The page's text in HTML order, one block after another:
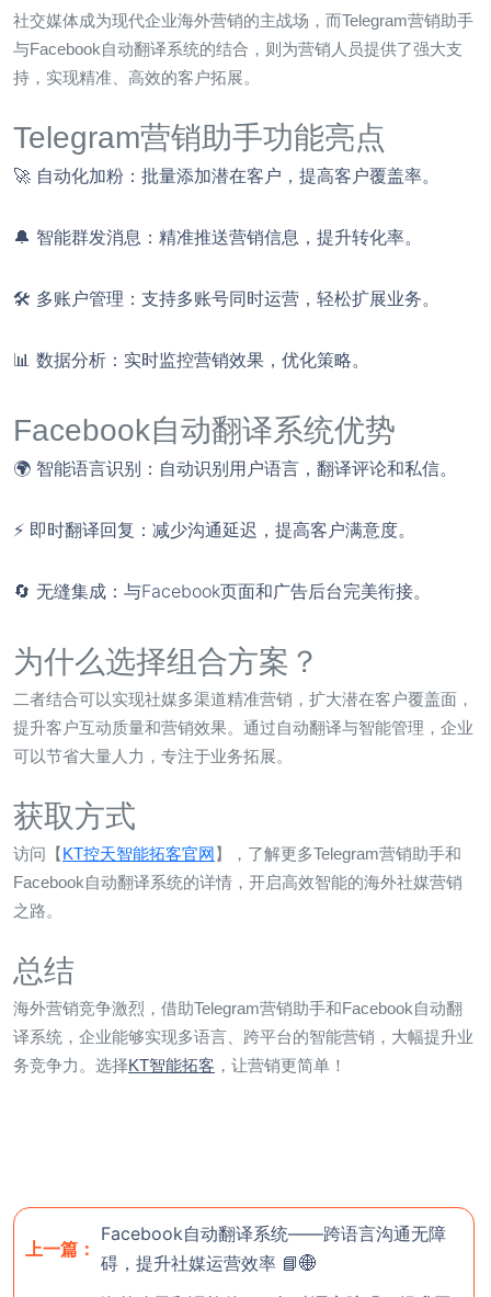
社交媒体成为现代企业海外营销的主战场，而Telegram营销助手
与Facebook自动翻译系统的结合，则为营销人员提供了强大支
持，实现精准、高效的客户拓展。
Telegram营销助手功能亮点
🚀 自动化加粉 ：批量添加潜在客户，提高客户覆盖率。
🔔 智能群发消息 ：精准推送营销信息，提升转化率。
🛠️ 多账户管理 ：支持多账号同时运营，轻松扩展业务。
📊 数据分析 ：实时监控营销效果，优化策略。
Facebook自动翻译系统优势
🌍 智能语言识别 ：自动识别用户语言，翻译评论和私信。
⚡ 即时翻译回复 ：减少沟通延迟，提高客户满意度。
🔄 无缝集成 ：与Facebook页面和广告后台完美衔接。
为什么选择组合方案？
二者结合可以实现社媒多渠道精准营销，扩大潜在客户覆盖面，
提升客户互动质量和营销效果。通过自动翻译与智能管理，企业
可以节省大量人力，专注于业务拓展。
获取方式
访问【KT控天智能拓客官网】，了解更多Telegram营销助手和
Facebook自动翻译系统的详情，开启高效智能的海外社媒营销
之路。
总结
海外营销竞争激烈，借助Telegram营销助手和Facebook自动翻
译系统，企业能够实现多语言、跨平台的智能营销，大幅提升业
务竞争力。选择KT智能拓客 ，让营销更简单！
上一篇：
Facebook自动翻译系统——跨语言沟通无障
碍，提升社媒运营效率 📘🌐